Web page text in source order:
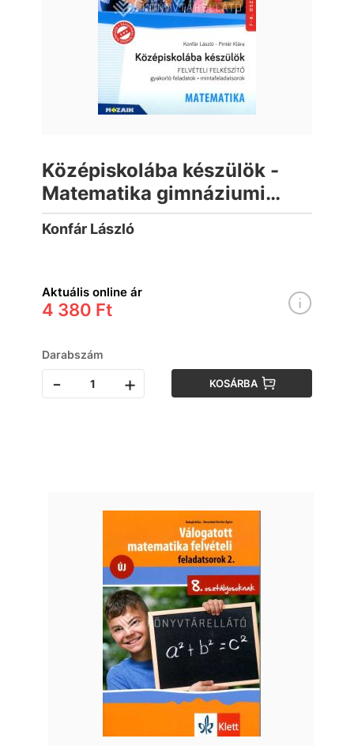
Középiskolába készülök -
Matematika gimnáziumi
felvételi felkészítő.
Gyakorlófeladatok,
osztály
Konfár László
Aktuális online ár
4 380 Ft
Darabszám
- + KOSÁRBA